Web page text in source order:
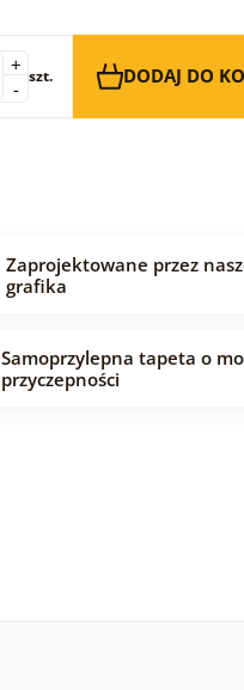
-
+ szt. DODAJ DO
Zaprojektowane przez
grafika
Samoprzylepna tapeta o
przyczepności